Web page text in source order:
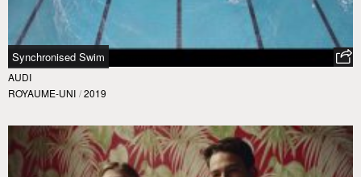
Synchronised Swim
AUDI
ROYAUME-UNI / 2019